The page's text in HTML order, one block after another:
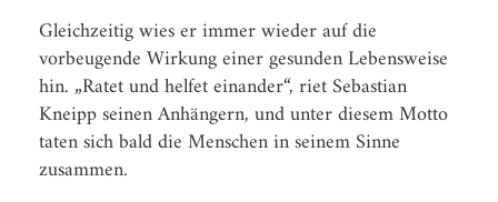
Gleichzeitig wies er immer wieder auf die
vorbeugende Wirkung einer gesunden Lebensweise
hin. „Ratet und helfet einander“, riet Sebastian
Kneipp seinen Anhängern, und unter diesem Motto
taten sich bald die Menschen in seinem Sinne
zusammen.